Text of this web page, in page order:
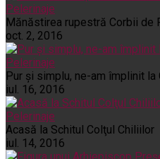
Pelerinaje
Mănăstirea rupestră Corbii de
oct. 2, 2016
Pelerinaje
Pur şi simplu, ne-am împlinit la
iul. 16, 2016
Pelerinaje
Acasă la Schitul Colţul Chiliilor
iul. 14, 2016